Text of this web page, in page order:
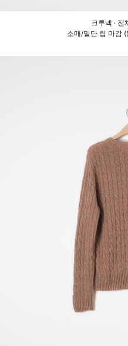
크루넥 · 전
소매/밑단 립 마감